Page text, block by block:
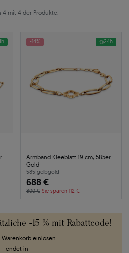
4 mit 4 der Produkte.
-15 % mit Rabattcode!
einlösen
endet in
-14% 24h
Armband Kleeblatt 19 cm, 585er
Gold
585|gelbgold
688 €
800 € Sie sparen 112 €